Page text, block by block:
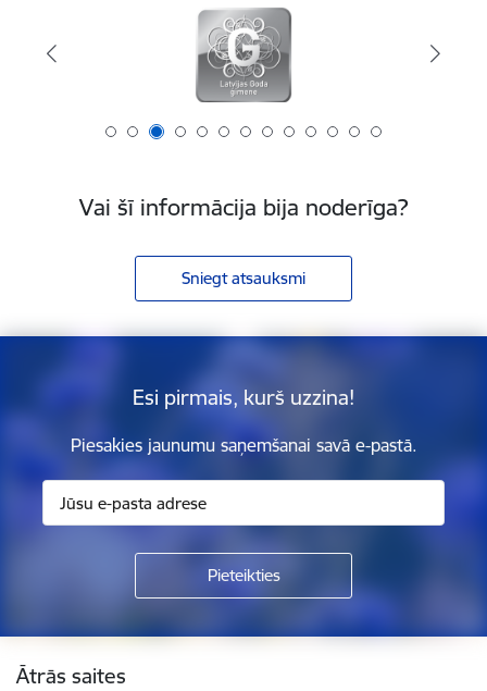
Vai šī informācija bija noderīga?
Sniegt atsauksmi
Esi pirmais, kurš uzzina!
Piesakies jaunumu saņemšanai savā e-pastā.
Kājene
Ātrās saites